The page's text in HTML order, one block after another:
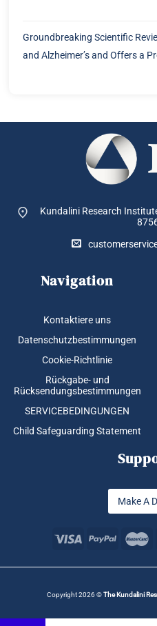
Groundbreaking Scientific
and Alzheimer’s and Offers a
Kundalini Research
Navigation
Kontaktiere uns
Datenschutzbestimmungen
Cookie-Richtlinie
Rückgabe- und
Rücksendungsbestimmungen
SERVICEBEDINGUNGEN
Child Safeguarding Statement
Make A
Copyright 2026 ©The Kundalini